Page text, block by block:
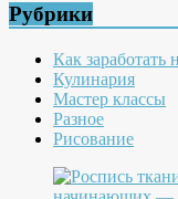
Рубрики
Как
Кулинария
Мастер классы
Разное
Рисование